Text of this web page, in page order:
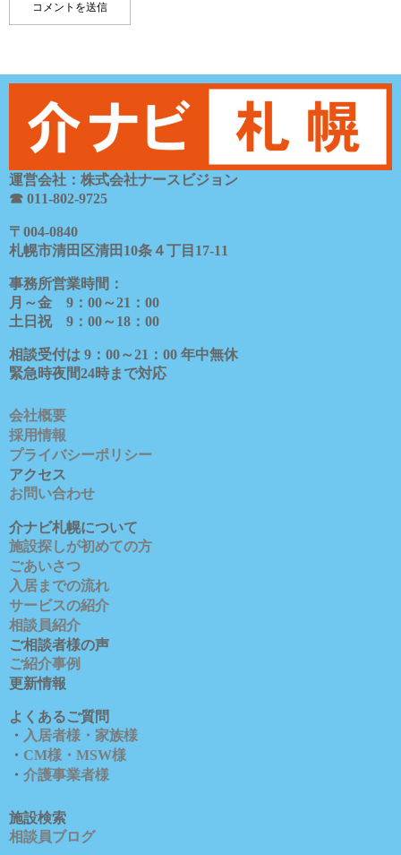
運営会社：株式会社ナースビジョン
☎ 011-802-9725
〒 004-0840
札幌市清田区清田 10条４丁目 17-11
事務所営業時間：
月～金 9 ： 00～21 ： 00
土日祝 9 ： 00～18 ： 00
相談受付は 9 ： 00～21 ： 00 年中無休
緊急時夜間24時まで対応
会社概要
採用情報
プライバシーポリシー
アクセス
お問い合わせ
介ナビ札幌について
施設探しが初めての方
ごあいさつ
入居までの流れ
サービスの紹介
相談員紹介
ご相談者様の声
ご紹介事例
更新情報
よくあるご質問
・ 入居者様・家族様
・ CM様・MSW様
・ 介護事業者様
施設検索
相談員ブログ